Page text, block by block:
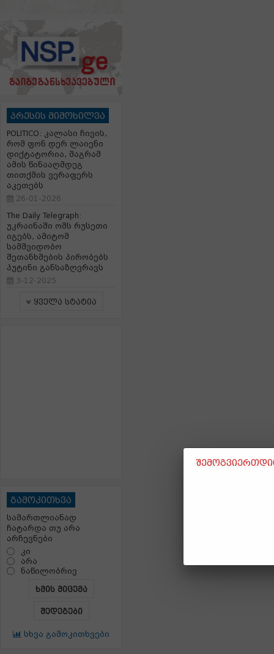
პრესის მიმოხილვა
POLITICO: კალასი ჩივის,
რომ ფონ დერ ლაიენი
დიქტატორია, მაგრამ
ამის წინააღმდეგ
თითქმის ვერაფერს
აკეთებს
26-01-2026
The Daily Telegraph:
უკრაინაში ომს რუსეთი
იგებს, ამიტომ
სამშვიდობო
შეთანხმების პირობებს
პუტინი განსაზღვრავს
3-12-2025
ყველა სტატია
გამოკითხვა
სამართლიანად
ჩატარდა თუ არა
არჩევნები
კი
არა
ნაწილობრივ
ხმის მიცემა
შედეგები
სხვა გამოკითხვები